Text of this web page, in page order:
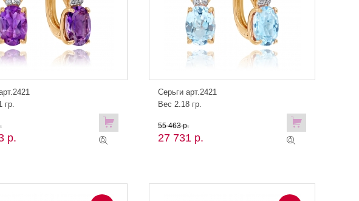
гр.
р.
Серьги арт.2421
Вес 2.18 гр.
27 731 р.
55 463 р.